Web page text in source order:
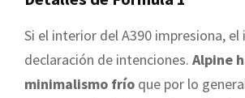
Si el interior del A390 impresiona, el
declaración de intenciones. Alpine
minimalismo frío que por lo